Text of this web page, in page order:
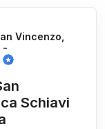
Vincenzo,
-
Schiavi